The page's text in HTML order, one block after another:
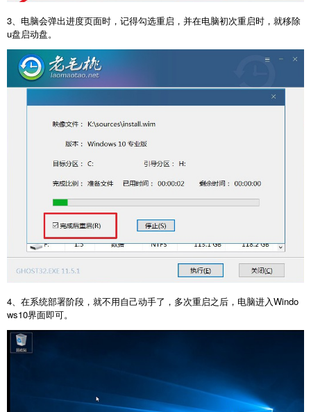
3、电脑会弹出进度页面时，记得勾选重启，并在电脑初次重启时，就移除
u盘启动盘。
4、在系统部署阶段，就不用自己动手了，多次重启之后，电脑进入Windo
ws10界面即可。